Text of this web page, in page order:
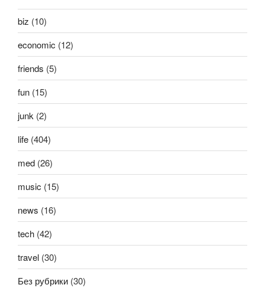
biz (10)
economic (12)
friends (5)
fun (15)
junk (2)
life (404)
med (26)
music (15)
news (16)
tech (42)
travel (30)
Без рубрики (30)